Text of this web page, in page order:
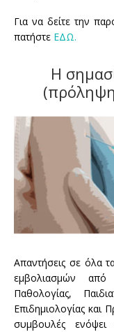
Για να δείτε την
πατήστε ΕΔΩ.
H
Απαντήσεις σε όλα
εμβολιασμών
Παθολογίας,
Επιδημιολογίας και
συμβουλές ενόψει